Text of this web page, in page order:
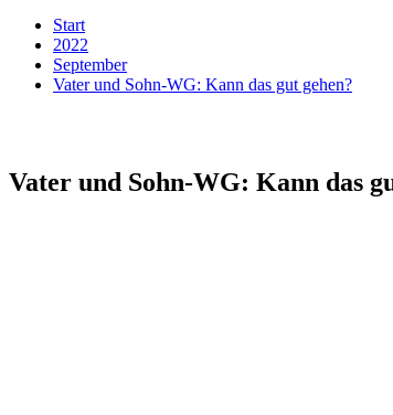
Start
2022
September
Vater und Sohn-WG: Kann das gut gehen?
Vater und Sohn-WG: Kann das